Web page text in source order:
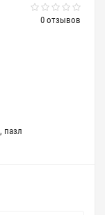
0 отзывов
, пазл